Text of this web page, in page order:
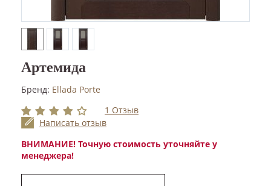
Артемида
Бренд: Ellada Porte
1 Отзыв
Написать отзыв
ВНИМАНИЕ! Точную стоимость уточняйте у
менеджера!